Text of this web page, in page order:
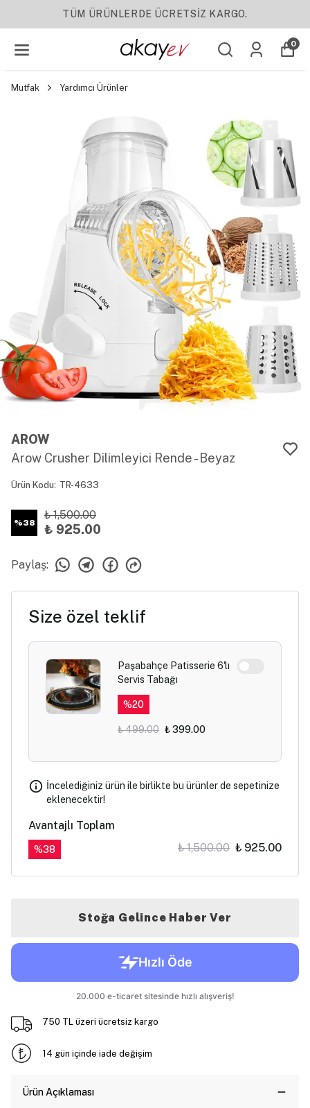
YENI SEZON ÜRÜNLER
0
Mutfak Yardımcı Ürünler
AROW
Arow Crusher Dilimleyici Rende - Beyaz
Ürün Kodu: TR-4633
%38
₺ 1,500.00
₺ 925.00
Paylaş:
Size özel teklif
Paşabahçe Patisserie 6'lı
Servis Tabağı
%20
₺ 499.00 ₺ 399.00
İncelediğiniz ürün ile birlikte bu ürünler de sepetinize
eklenecektir!
Avantajlı Toplam
%38 ₺ 1,500.00 ₺ 925.00
Stoğa Gelince Haber Ver
750 TL üzeri ücretsiz kargo
14 gün içinde iade değişim
Ürün Açıklaması